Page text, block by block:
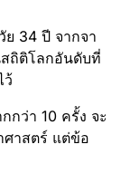
34 ปี จากจา
สถิติโลกอันดับที่
ว้
กว่า 10 ครั้ง จะ
ศาสตร์​ แต่ข้อ